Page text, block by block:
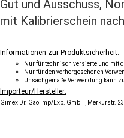
Gut und Ausschuss,
mit Kalibrierschein
Informationen zur Produktsicherheit:
Nur für technisch versierte und mit
Nur für den vorhergesehenen
Unsachgemäße Verwendung kann
Importeur/Hersteller:
Gimex Dr. Gao Imp/Exp. GmbH, Merkurstr.